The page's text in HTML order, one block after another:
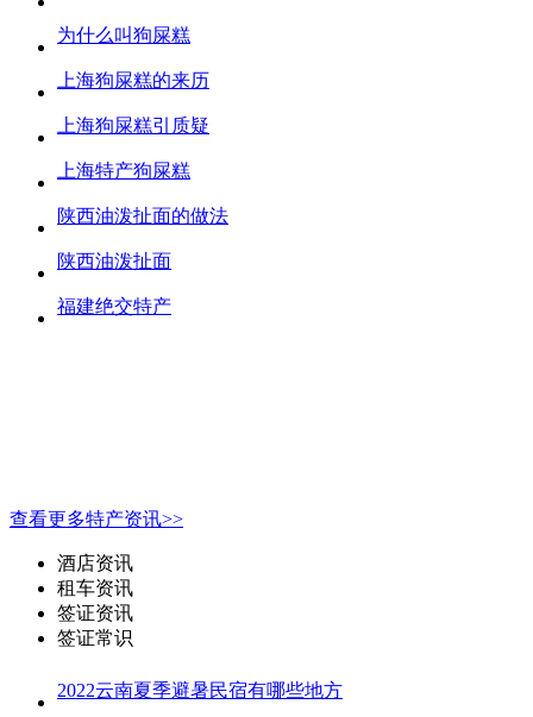
为什么叫狗屎糕
上海狗屎糕的来历
上海狗屎糕引质疑
上海特产狗屎糕
陕西油泼扯面的做法
陕西油泼扯面
福建绝交特产
查看更多特产资讯>>
酒店资讯
租车资讯
签证资讯
签证常识
2022云南夏季避暑民宿有哪些地方